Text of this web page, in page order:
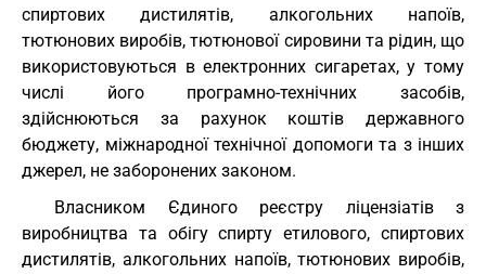
спиртових дистилятів, алкогольних напоїв,
тютюнових виробів, тютюнової сировини та рідин, що
використовуються в електронних сигаретах, у тому
числі його програмно-технічних засобів,
здійснюються за рахунок коштів державного
бюджету, міжнародної технічної допомоги та з інших
джерел, не заборонених законом.
Власником Єдиного реєстру ліцензіатів з
виробництва та обігу спирту етилового, спиртових
дистилятів, алкогольних напоїв, тютюнових виробів,